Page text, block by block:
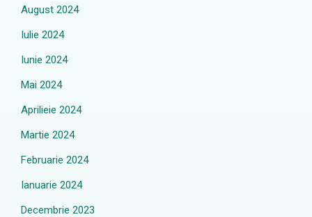
August 2024
Iulie 2024
Iunie 2024
Mai 2024
Aprilieie 2024
Martie 2024
Februarie 2024
Ianuarie 2024
Decembrie 2023